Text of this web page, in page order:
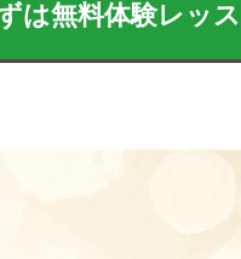
は無料体験レッ